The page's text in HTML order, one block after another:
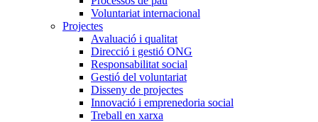
Voluntariat internacional
Projectes
Avaluació i qualitat
Direcció i gestió ONG
Responsabilitat social
Gestió del voluntariat
Disseny de projectes
Innovació i emprenedoria social
Treball en xarxa